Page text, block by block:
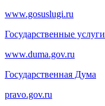
www.gosuslugi.ru
Государственные услуги
www.duma.gov.ru
Государственная Дума
pravo.gov.ru